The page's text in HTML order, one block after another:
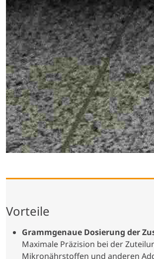
Vorteile
Grammgenaue Dosierung der
Maximale Präzision bei der
Mikronährstoffen und anderen